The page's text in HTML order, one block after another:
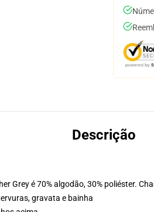
Descrição
Grey é 70% algodão, 30% poliéster.
gravata e bainha